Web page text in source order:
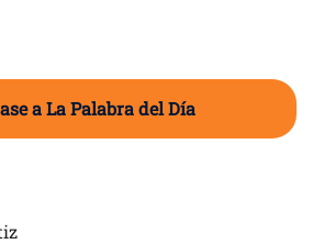
a La Palabra del Día